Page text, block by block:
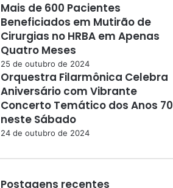
Mais de 600 Pacientes
Beneficiados em Mutirão de
Cirurgias no HRBA em Apenas
Quatro Meses
25 de outubro de 2024
Orquestra Filarmônica Celebra
Aniversário com Vibrante
Concerto Temático dos Anos 70
neste Sábado
24 de outubro de 2024
Postagens recentes